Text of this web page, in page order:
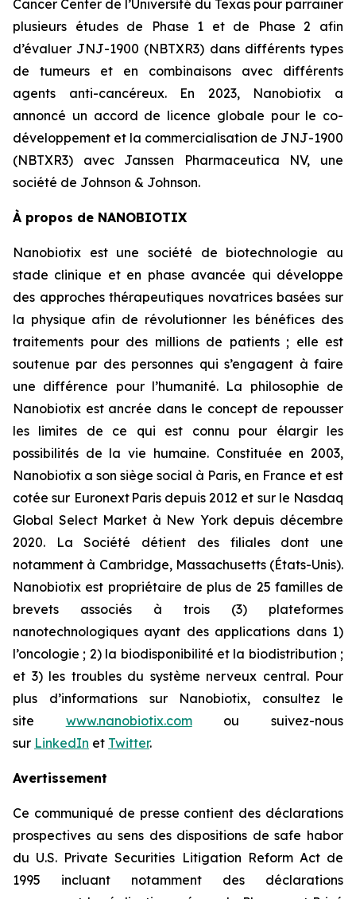
Cancer Center de l’Université du Texas pour parrainer
plusieurs études de Phase 1 et de Phase 2 afin
d’évaluer JNJ-1900 (NBTXR3) dans différents types
de tumeurs et en combinaisons avec différents
agents anti-cancéreux. En 2023, Nanobiotix a
annoncé un accord de licence globale pour le co-
développement et la commercialisation de JNJ-1900
(NBTXR3) avec Janssen Pharmaceutica NV, une
société de Johnson & Johnson.
À propos de NANOBIOTIX
Nanobiotix est une société de biotechnologie au
stade clinique et en phase avancée qui développe
des approches thérapeutiques novatrices basées sur
la physique afin de révolutionner les bénéfices des
traitements pour des millions de patients ; elle est
soutenue par des personnes qui s’engagent à faire
une différence pour l’humanité. La philosophie de
Nanobiotix est ancrée dans le concept de repousser
les limites de ce qui est connu pour élargir les
possibilités de la vie humaine. Constituée en 2003,
Nanobiotix a son siège social à Paris, en France et est
cotée sur Euronext Paris depuis 2012 et sur le Nasdaq
Global Select Market à New York depuis décembre
2020. La Société détient des filiales dont une
notamment à Cambridge, Massachusetts (États-Unis).
Nanobiotix est propriétaire de plus de 25 familles de
brevets associés à trois (3) plateformes
nanotechnologiques ayant des applications dans 1)
l’oncologie ; 2) la biodisponibilité et la biodistribution ;
et 3) les troubles du système nerveux central. Pour
plus d’informations sur Nanobiotix, consultez le
site www.nanobiotix.comou suivez-nous
sur LinkedIn et Twitter.
Avertissement
Ce communiqué de presse contient des déclarations
prospectives au sens des dispositions de safe habor
du U.S. Private Securities Litigation Reform Act de
1995 incluant notamment des déclarations